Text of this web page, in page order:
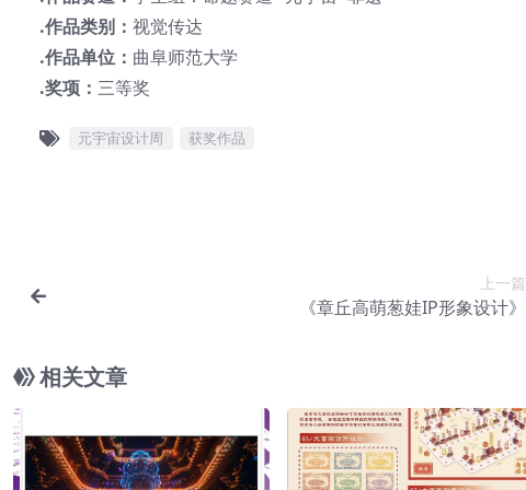
.作品类别： 视觉传达
.作品单位： 曲阜师范大学
.奖项： 三等奖
元宇宙设计周 获奖作品
上一篇
《章丘高萌葱娃IP形象设计》
相关文章